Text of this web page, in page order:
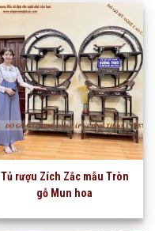
Tủ rượu Zích Zắc mẫu Tròn
gỗ Mun hoa